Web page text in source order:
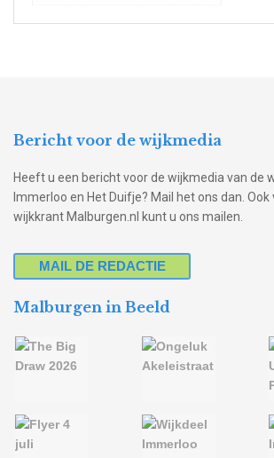
Bericht voor de wijkmedia
Heeft u een bericht voor de wijkmedia van de
Immerloo en Het Duifje? Mail het ons dan.
wijkkrant Malburgen.nl kunt u ons mailen.
MAIL DE REDACTIE
Malburgen in Beeld